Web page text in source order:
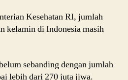
Kesehatan RI, jumlah
kelamin di Indonesia masih
sebanding dengan jumlah
lebih dari 270 juta jiwa.